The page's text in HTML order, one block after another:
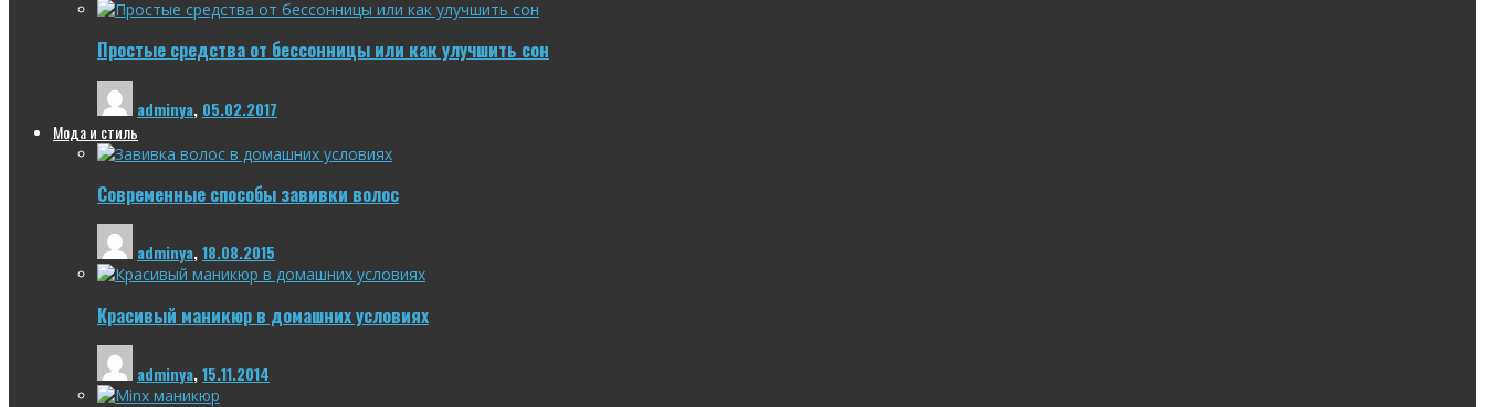
Простые средства от бессонницы или как улучшить сон
adminya, 05.02.2017
Мода и стиль
Современные способы завивки волос
adminya,18.08.2015
Красивый маникюр в домашних условиях
adminya,15.11.2014